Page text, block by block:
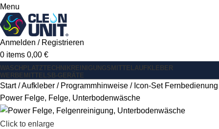
Menu
Anmelden / Registrieren
0 items 0,00 €
WASCHPLATZTECHNIK REINIGUNGSMITTEL AUFKLEBER
WERBEMITTEL SB-GERÄTE
Start Aufkleber Programmhinweise
Icon-Set Fernbedienung
Power Felge, Felge, Unterbodenwäsche
Click to enlarge